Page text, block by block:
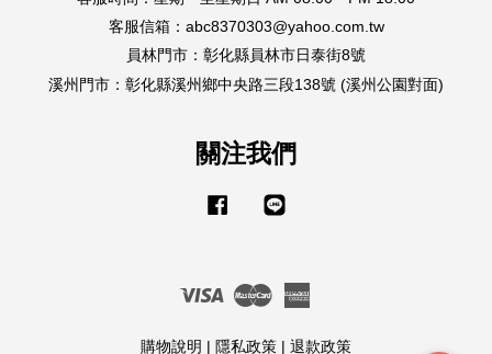
客服信箱：abc8370303@yahoo.com.tw
員林門市：彰化縣員林市日泰街8號
溪州門市：彰化縣溪州鄉中央路三段138號 (溪州公園對面)
關注我們
Facebook
Visa Master
購物說明
隱私政策 退款政策